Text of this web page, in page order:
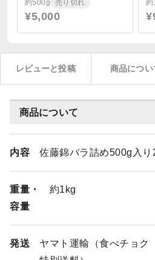
約500g 売り切れ
¥5,000
約
レビューと投稿 商品につい
商品について
内容 佐藤錦バラ詰め500g入り
重量・
容量
約1kg
発送
ヤマト運輸（食べチョク